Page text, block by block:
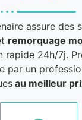
assure des
remorquage
rapide 24h/7j.
par un
au meilleur